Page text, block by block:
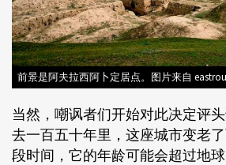
前景是阿夫拉西阿卜定居点。图片来自
当然，嘲讽者们开始对此决定评
去一百五十年里，这座城市变老
段时间，它的年龄可能会超过地